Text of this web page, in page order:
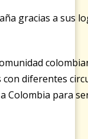
gracias a sus
diferentes
Colombia para